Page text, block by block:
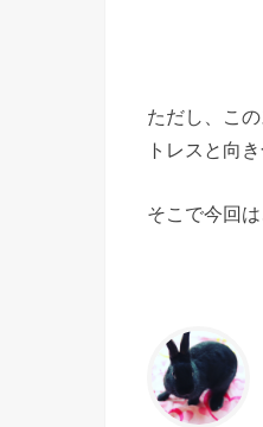
ただし、こ
トレスと向
そこで今回